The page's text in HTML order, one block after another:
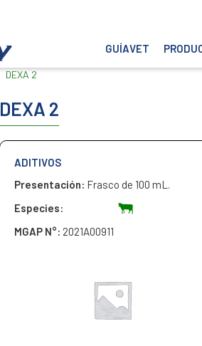
GUÍAVET
DEXA 2
DEXA 2
ADITIVOS
Presentación: Frasco de 100 mL.
Especies:
MGAP N°: 2021A00911